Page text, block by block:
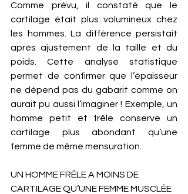
Comme prévu, il constaté que le
cartilage était plus volumineux chez
les hommes. La différence persistait
après ajustement de la taille et du
poids. Cette analyse statistique
permet de confirmer que l’épaisseur
ne dépend pas du gabarit comme on
aurait pu aussi l’imaginer ! Exemple, un
homme petit et frêle conserve un
cartilage plus abondant qu’une
femme de même mensuration.
UN HOMME FRÊLE A MOINS DE
CARTILAGE QU’UNE FEMME MUSCLÉE